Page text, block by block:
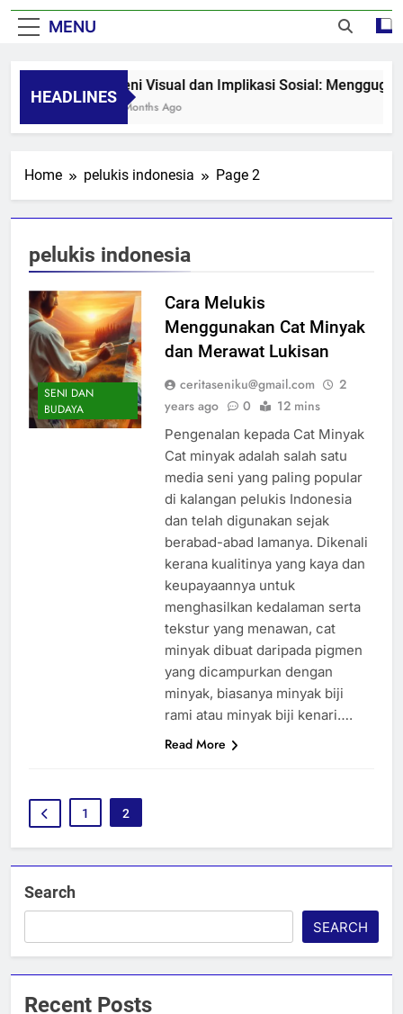
MENU
HEADLINES
Seni Visual dan Implikasi Sosial:
8 Months Ago
Home pelukis indonesia Page 2
pelukis indonesia
SENI DAN
BUDAYA
Cara Melukis
Menggunakan Cat Minyak
dan Merawat Lukisan
ceritaseniku@gmail.com
2
years ago
0 12 mins
Pengenalan kepada Cat Minyak
Cat minyak adalah salah satu
media seni yang paling popular
di kalangan pelukis Indonesia
dan telah digunakan sejak
berabad-abad lamanya. Dikenali
kerana kualitinya yang kaya dan
keupayaannya untuk
menghasilkan kedalaman serta
tekstur yang menawan, cat
minyak dibuat daripada pigmen
yang dicampurkan dengan
minyak, biasanya minyak biji
rami atau minyak biji kenari….
Read More
1 2
Search
SEARCH
Recent Posts